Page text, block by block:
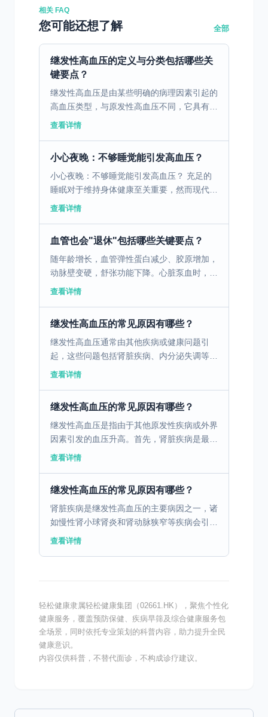
相关 FAQ
您可能还想了解 全部
继发性高血压的定义与分类包括哪些关
键要点？
继发性高血压是由某些明确的病理因素引起的
高血压类型，与原发性高血压不同，它具有特
定和可以辨识的病因。根据不同的致病因素，
查看详情
小心夜晚：不够睡觉能引发高血压？
小心夜晚：不够睡觉能引发高血压？ 充足的
睡眠对于维持身体健康至关重要，然而现代生
活方式的改变使得睡眠不足成为常见问题。有
查看详情
血管也会"退休"包括哪些关键要点？
随年龄增长，血管弹性蛋白减少、胶原增加，
动脉壁变硬，舒张功能下降。心脏泵血时，失
去弹性缓冲，收缩压明显升高——这是不可抗
查看详情
继发性高血压的常见原因有哪些？
继发性高血压通常由其他疾病或健康问题引
起，这些问题包括肾脏疾病、内分泌失调等。
肾脏疾病是继发性高血压常见的原因之一，当
查看详情
继发性高血压的常见原因有哪些？
继发性高血压是指由于其他原发性疾病或外界
因素引发的血压升高。首先，肾脏疾病是最常
见的原因，肾功能受损会导致体内盐和水的滞
查看详情
继发性高血压的常见原因有哪些？
肾脏疾病是继发性高血压的主要病因之一，诸
如慢性肾小球肾炎和肾动脉狭窄等疾病会引起
血压控制障碍，导致高血压。内分泌异常也是
查看详情
轻松健康隶属轻松健康集团（02661.HK），聚焦个性化
健康服务，覆盖预防保健、疾病早筛及综合健康服务包
全场景，同时依托专业策划的科普内容，助力提升全民
健康意识。
内容仅供科普，不替代面诊，不构成诊疗建议。